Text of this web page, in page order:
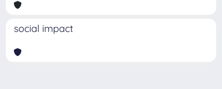
social impact